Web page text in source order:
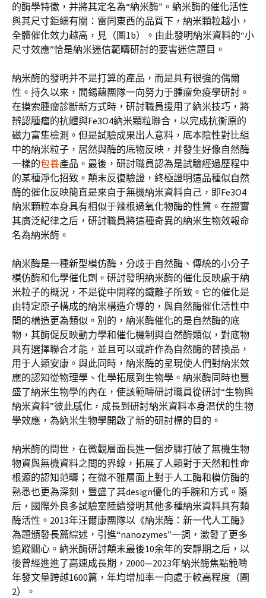
的酶學特徵，并將其定名為“納米酶”。納米酶的催化活性
與其尺寸鉅細有關：雷同東西的品質下，納米顆粒越小，
全體催化效力越高，見（圖1b）。由此發明納米資料的“小
尺寸效應”恰是納米迷信範疇研討的要害迷信題目。
納米酶的發明并不是打算的產品，而是具有很強的偶爾
性。持久以來，閻錫蘊團隊一向努力于腫瘤免疫學研討。
在摸索腫瘤診斷新方式時，研討職員援用了納米技巧，將
辨認腫瘤的抗體與Fe3O4納米顆粒聯合，以完成抗衡原的
磁力富集檢測。但是試驗成果出人意料，底本陰性對比組
中的納米粒子，居然與酶的底物反映，并發生好像自然酶
一樣的包養產品。最後，研討職員認為是試驗經過歷程中
的某種淨化招致。顛末反復驗證，終極證明這品種似自然
酶的催化反映簡直是來自于無機納米資料自己，即Fe3O4
納米顆粒本身具有相似于辣根過氧化物酶的性質。在證實
其廣泛紀律之后，研討職員將這種奇異的納米生物效報命
名為納米酶。
納米酶是一種新型模仿酶，分歧于自然酶、傳統的小分子
模仿酶和化學催化劑。研討發明納米酶的催化反映處于納
米粒子的概況，不是從中開釋的鐵離子所致。它的催化是
由特定原子構成的納米構造介導的，與自然酶催化活性中
間的構造更為類似。別的，納米酶催化的是自然酶的底
物，其酶促反映動力學和催化機制與自然酶類似，對底物
具有選擇聯合才能，並且可以或許作為自然酶的替換品，
用于人類安康。與此同時，納米酶的呈現使人們對納米效
應的認知從物理學、化學拓展到生物學。納米酶同時也豐
盛了納米生物學的內在，使該範疇研討職員從研討“生物與
納米資料”彼此感化，成長到研討納米資料本身潛伏的生物
學效應，為納米生物學開啟了新的研討標的目的。
納米酶的問世，在微觀層面長進一個步驟打破了無機生物
物資與無機資料之間的界線，拓展了人類對于天然和性命
根源的認知范疇；在微不雅層面上對于人工酶和模仿酶的
熟悉也更為深刻，豐盛了其design優化的手腕和方式。隨
后，國際外良多試驗室陸續發明其他多種納米資料具有類
酶活性。2013年汪爾康團隊以《納米酶：新一代人工酶》
為題頒發長篇綜述，引進“nanozymes”一詞，激發了更多
追蹤關心。納米酶研討顛末最後10余年的安靜期之后，以
後曾經進進了高速成長期，2000—2023年納米酶焦點範疇
年發文量跨越1600篇，年均增加率一向處于較高程度（圖
2）。